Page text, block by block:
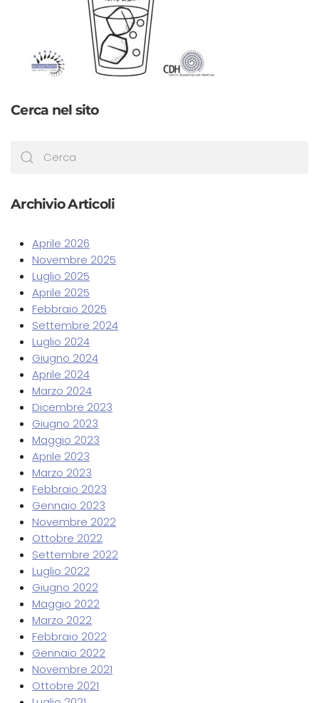
Cerca nel sito
Archivio Articoli
Aprile 2026
Novembre 2025
Luglio 2025
Aprile 2025
Febbraio 2025
Settembre 2024
Luglio 2024
Giugno 2024
Aprile 2024
Marzo 2024
Dicembre 2023
Giugno 2023
Maggio 2023
Aprile 2023
Marzo 2023
Febbraio 2023
Gennaio 2023
Novembre 2022
Ottobre 2022
Settembre 2022
Luglio 2022
Giugno 2022
Maggio 2022
Marzo 2022
Febbraio 2022
Gennaio 2022
Novembre 2021
Ottobre 2021